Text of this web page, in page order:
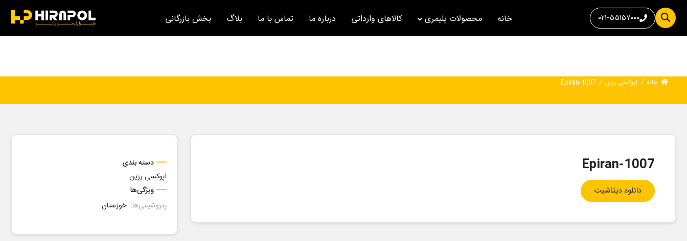
۰۲۱-۵۵۱۵۷۰۰۰ خانه محصولات پلیمری کالاهای وارداتی درباره ما تماس با ما بلاگ بخش بازرگانی
خانه / اپوکسی رزین /
Epiran-1007
Epiran-1007
دانلود دیتاشیت
دسته بندی
اپوکسی رزین
ویژگی‌ها
پتروشیمی‌ها: خوزستان